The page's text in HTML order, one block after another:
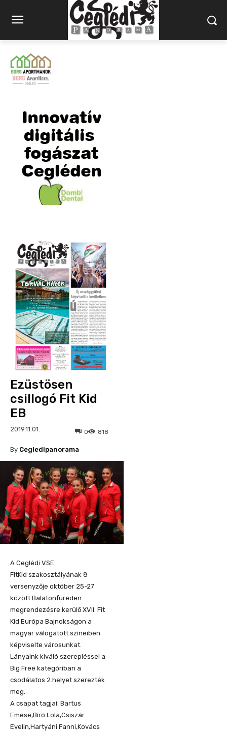
Ezüstösen
csillogó Fit Kid
EB
2019.11.01. 818
0
By Cegledipanorama
A Ceglédi VSE
FitKid szakosztályának 8
versenyzője október 25-27
között Balatonfüreden
megrendezésre kerülő XVII. Fit
Kid Európa Bajnokságon a
magyar válogatott színeiben
képviselte városunkat.
Lányaink kiváló szerepléssel a
Big Free kategóriban a
csodálatos 2.helyet szerezték
meg.
A csapat tagjai: Bartus
Emese,Bíró Lola,Csiszár
Evelin,Hartyáni Fanni,Kovács